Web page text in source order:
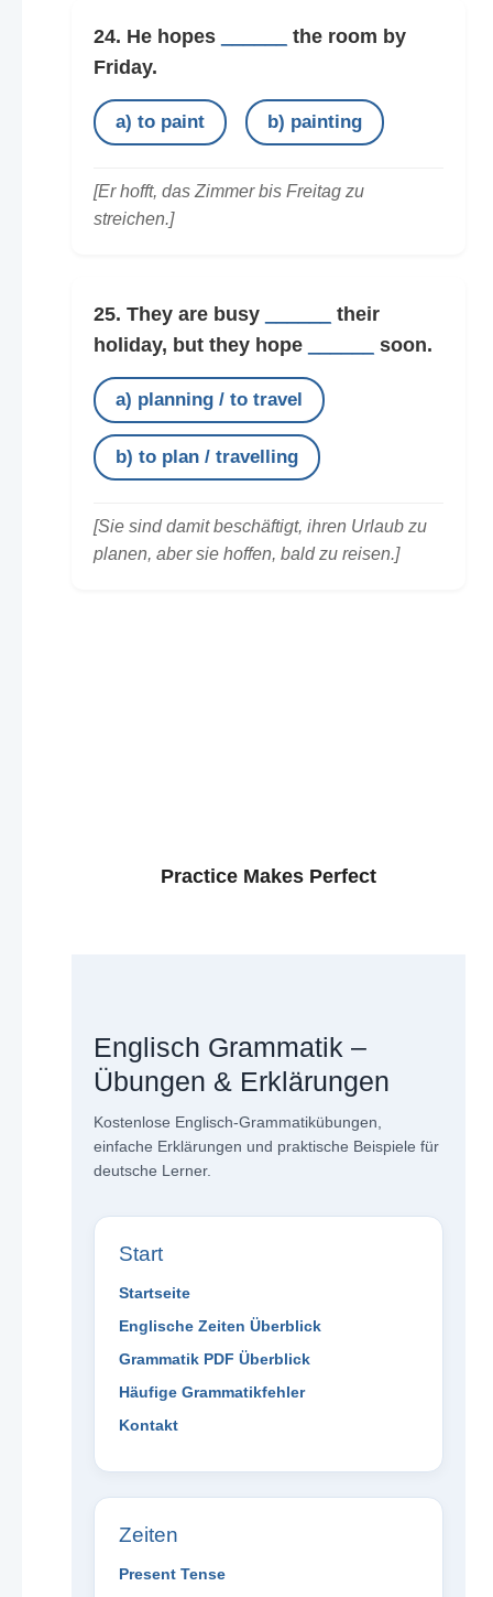
24. He hopes
the room by
Friday.
a) to paint b) painting
[Er hofft, das Zimmer bis Freitag zu
streichen.]
25. They are busy
their
holiday, but they hope
soon.
a) planning / to travel
b) to plan / travelling
[Sie sind damit beschäftigt, ihren Urlaub zu
planen, aber sie hoffen, bald zu reisen.]
Practice Makes Perfect
Englisch Grammatik –
Übungen & Erklärungen
Kostenlose Englisch-Grammatikübungen,
einfache Erklärungen und praktische Beispiele für
deutsche Lerner.
Start
Startseite
Englische Zeiten Überblick
Grammatik PDF Überblick
Häufige Grammatikfehler
Kontakt
Zeiten
Present Tense